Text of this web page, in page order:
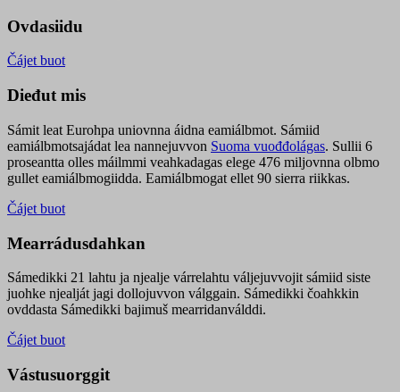
Ovdasiidu
Čájet buot
Dieđut mis
Sámit leat Eurohpa uniovnna áidna eamiálbmot. Sámiid
eamiálbmotsajádat lea nannejuvvon Suoma vuođđolágas. Sullii 6
proseantta olles máilmmi veahkadagas elege 476 miljovnna olbmo
gullet eamiálbmogiidda. Eamiálbmogat ellet 90 sierra riikkas.
Čájet buot
Mearrádusdahkan
Sámedikki 21 lahtu ja njealje várrelahtu váljejuvvojit sámiid siste
juohke njealját jagi dollojuvvon válggain. Sámedikki čoahkkin
ovddasta Sámedikki bajimuš mearridanválddi.
Čájet buot
Vástusuorggit